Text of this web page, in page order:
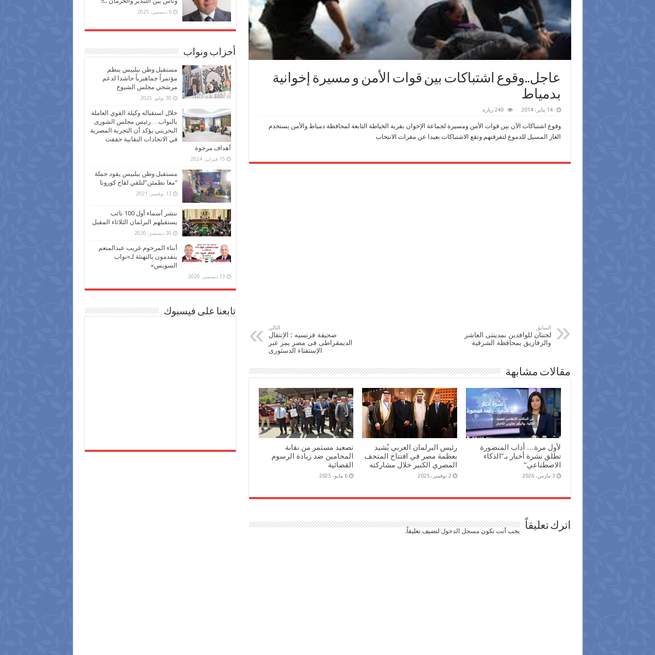
عاجل..وقوع اشتباكات بين قوات الأمن و مسيرة إخوانية
بدمياط
14 يناير، 2014 240 زيارة
وقوع اشتباكات الآن بين قوات الأمن ومسيرة لجماعة الإخوان بقرية الخياطة التابعة لمحافظة دمياط والأمن يستخدم
الغاز المسيل للدموع لتفرقتهم وتقع الاشتباكات بعيدا عن مقرات الانتخاب
السابق
لجنتان للوافدين بمدينتى العاشر
والزقازيق بمحافظة الشرقية
التالي
صحيفة فرنسيه : الإنتقال
الديمقراطى فى مصر يمر عبر
الإستفتاء الدستورى
مقالات مشابهة
لأول مرة… أداب المنضورة
تطلق نشرة أخبار بـ”الذكاء
الاصطناعي”
3 مارس، 2026
رئيس البرلمان العربي يُشيد
بعظمة مصر في افتتاح المتحف
المصري الكبير خلال مشاركته
2 نوفمبر، 2025
تصعيد مستمر من نقابة
المحامين ضد زيادة الرسوم
القضائية
6 مايو، 2025
اترك تعليقاً يجب أنت تكون مسجل الدخول لتضيف تعليقاً.
6 ديسمبر، 2025
أحزاب ونواب
مستقبل وطن ببلبيس ينظم
مؤتمراً جماهيرياً حاشدا لدعم
مرشحي مجلس الشيوخ
30 يوليو، 2025
خلال استقباله وكيلة القوي العاملة
بالنواب… رئيس مجلس الشورى
البحريني يؤكد أن التجربة المصرية
في الاتحادات النقابية حققت
أهداف مرجوة
15 فبراير، 2024
مستقبل وطن ببلبيس يقود حملة
“معا نطمئن”لتلقي لقاح كورونا
13 نوفمبر، 2021
ننشر أسماء أول 100 نائب
يستقبلهم البرلمان الثلاثاء المقبل
20 ديسمبر، 2020
أبناء المرحوم غريب عبدالمنعم
يتقدمون بالتهنئة لـ«نواب
السويس»
13 ديسمبر، 2020
تابعنا على فيسبوك